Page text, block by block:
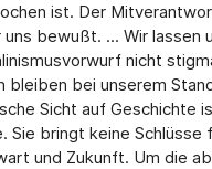
ist. Der
uns bewußt. ... Wir lassen
nicht
bleiben bei unserem
Sicht auf Geschichte
Sie bringt keine Schlüsse
und Zukunft. Um die